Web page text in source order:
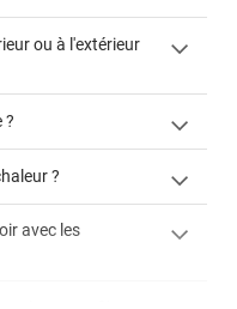
cet
ou à l'extérieur
?
enlever et stocker
?
avec les